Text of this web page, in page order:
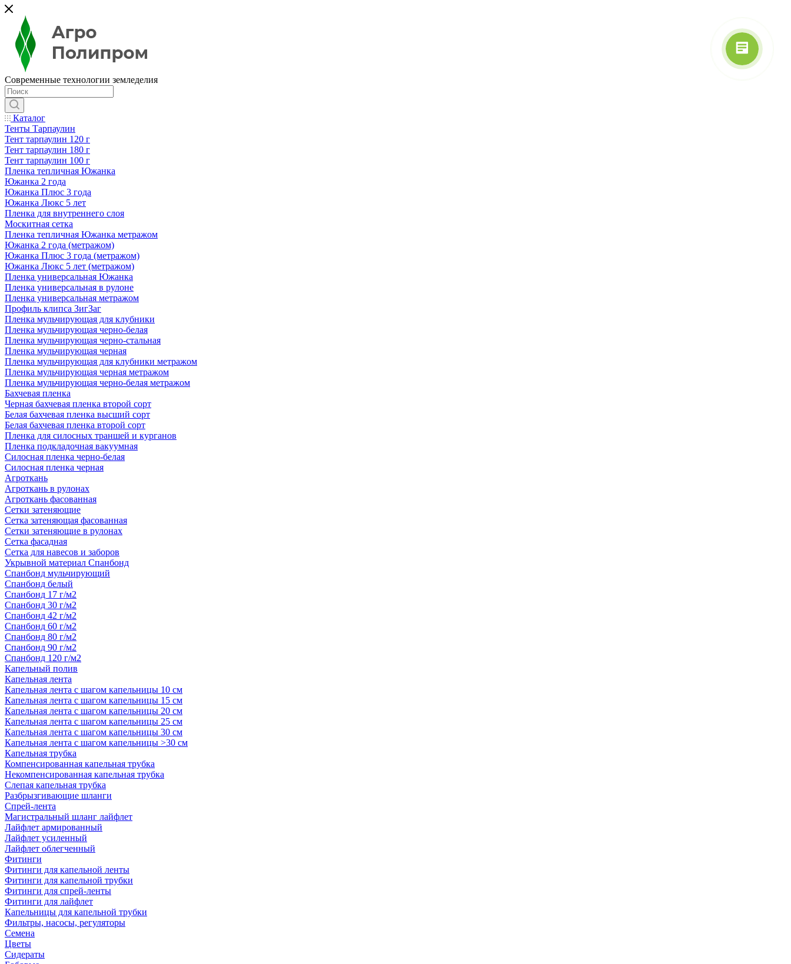
Современные технологии земледелия
Каталог
Тенты Тарпаулин
Тент тарпаулин 120 г
Тент тарпаулин 180 г
Тент тарпаулин 100 г
Пленка тепличная Южанка
Южанка 2 года
Южанка Плюс 3 года
Южанка Люкс 5 лет
Пленка для внутреннего слоя
Москитная сетка
Пленка тепличная Южанка метражом
Южанка 2 года (метражом)
Южанка Плюс 3 года (метражом)
Южанка Люкс 5 лет (метражом)
Пленка универсальная Южанка
Пленка универсальная в рулоне
Пленка универсальная метражом
Профиль клипса ЗигЗаг
Пленка мульчирующая для клубники
Пленка мульчирующая черно-белая
Пленка мульчирующая черно-стальная
Пленка мульчирующая черная
Пленка мульчирующая для клубники метражом
Пленка мульчирующая черная метражом
Пленка мульчирующая черно-белая метражом
Бахчевая пленка
Черная бахчевая пленка второй сорт
Белая бахчевая пленка высший сорт
Белая бахчевая пленка второй сорт
Пленка для силосных траншей и курганов
Пленка подкладочная вакуумная
Силосная пленка черно-белая
Силосная пленка черная
Агроткань
Агроткань в рулонах
Агроткань фасованная
Сетки затеняющие
Сетка затеняющая фасованная
Сетки затеняющие в рулонах
Сетка фасадная
Сетка для навесов и заборов
Укрывной материал Спанбонд
Спанбонд мульчирующий
Спанбонд белый
Спанбонд 17 г/м2
Спанбонд 30 г/м2
Спанбонд 42 г/м2
Спанбонд 60 г/м2
Спанбонд 80 г/м2
Спанбонд 90 г/м2
Спанбонд 120 г/м2
Капельный полив
Капельная лента
Капельная лента с шагом капельницы 10 см
Капельная лента с шагом капельницы 15 см
Капельная лента с шагом капельницы 20 см
Капельная лента с шагом капельницы 25 см
Капельная лента с шагом капельницы 30 см
Капельная лента с шагом капельницы >30 см
Капельная трубка
Компенсированная капельная трубка
Некомпенсированная капельная трубка
Слепая капельная трубка
Разбрызгивающие шланги
Спрей-лента
Магистральный шланг лайфлет
Лайфлет армированный
Лайфлет усиленный
Лайфлет облегченный
Фитинги
Фитинги для капельной ленты
Фитинги для капельной трубки
Фитинги для спрей-ленты
Фитинги для лайфлет
Капельницы для капельной трубки
Фильтры, насосы, регуляторы
Семена
Цветы
Сидераты